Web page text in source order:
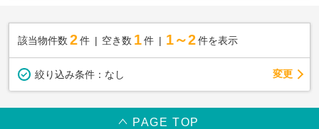
該当物件数 2件 空き数 1 件 1～2 件を表示
絞り込み条件： なし 変更
PAGE TOP